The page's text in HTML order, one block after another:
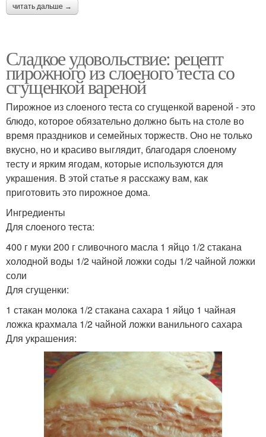
читать дальше →
Сладкое удовольствие: рецепт
пирожного из слоеного теста со
сгущенкой вареной
Пирожное из слоеного теста со сгущенкой вареной - это
блюдо, которое обязательно должно быть на столе во
время праздников и семейных торжеств. Оно не только
вкусно, но и красиво выглядит, благодаря слоеному
тесту и ярким ягодам, которые используются для
украшения. В этой статье я расскажу вам, как
приготовить это пирожное дома.
Ингредиенты
Для слоеного теста:
400 г муки 200 г сливочного масла 1 яйцо 1/2 стакана
холодной воды 1/2 чайной ложки соды 1/2 чайной ложки
соли
Для сгущенки:
1 стакан молока 1/2 стакана сахара 1 яйцо 1 чайная
ложка крахмала 1/2 чайной ложки ванильного сахара
Для украшения: